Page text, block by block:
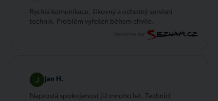
Rychlá komunikace, šikovný a ochotný servisní
technik. Problém vyřešen během chvíle.
Jan H.
Naprostá spokojenost již mnoho let. Technici